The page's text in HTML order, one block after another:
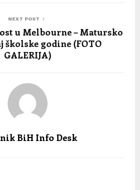
NEXT POST
u Melbourne – Matursko
školske godine (FOTO
GALERIJA)
BiH Info Desk